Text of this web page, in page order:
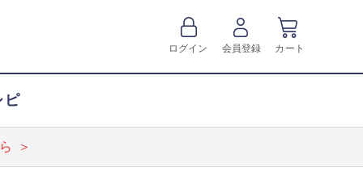
ログイン 会員登録 カート
ピ
＞